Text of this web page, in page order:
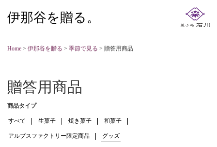
伊那谷を贈る。
Home > 伊那谷を贈る > 季節で見る > 贈答用商品
贈答用商品
商品タイプ
すべて 生菓子 焼き菓子 和菓子
アルプスファクトリー限定商品 グッズ